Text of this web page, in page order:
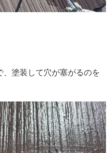
塗装して穴が塞がるのを